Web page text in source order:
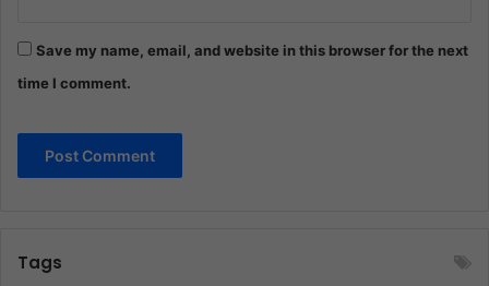
Save my name, email, and website in this browser for the next
time I comment.
Tags